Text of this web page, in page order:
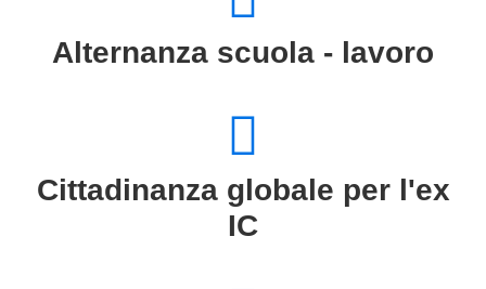
Alternanza scuola - lavoro
Cittadinanza globale per l'ex
IC